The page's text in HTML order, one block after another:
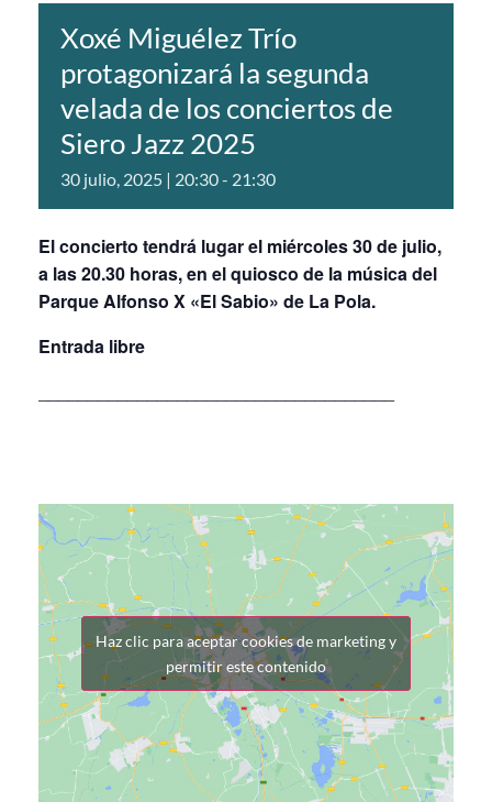
Xoxé Miguélez Trío
protagonizará la segunda
velada de los conciertos de
Siero Jazz 2025
30 julio, 2025 | 20:30- 21:30
El concierto tendrá lugar el miércoles 30 de julio,
a las 20.30 horas, en el quiosco de la música del
Parque Alfonso X «El Sabio» de La Pola.
Entrada libre
Haz clic para aceptar cookies de marketing y
permitir este contenido